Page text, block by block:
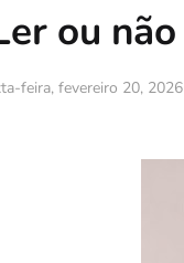
ou
feira, fevereiro 20, 2026